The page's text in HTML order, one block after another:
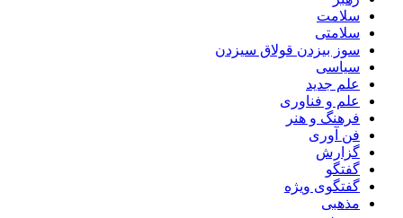
سلامت
سلامتی
سوز بیزدن قولاق سیزدن
سیاسی
علم جدید
علم و فناوری
فرهنگ و هنر
فن آوری
گزارش
گفتگو
گفتگوی ویژه
مذهبی